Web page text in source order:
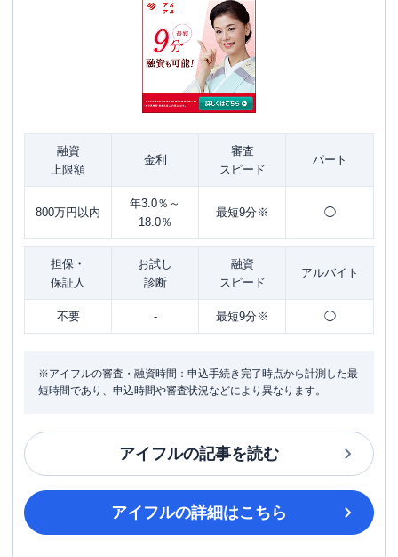
融資
上限額
金利
審査
スピード
パート
800万円以内
年3.0％～
18.0％
最短9分※ ◯
担保・
保証人
お試し
診断
融資
スピード
アルバイト
不要 - 最短9分※ ◯
※アイフルの審査・融資時間：申込手続き完了時点から計測した最
短時間であり、申込時間や審査状況などにより異なります。
アイフルの記事を読む
アイフルの詳細はこちら